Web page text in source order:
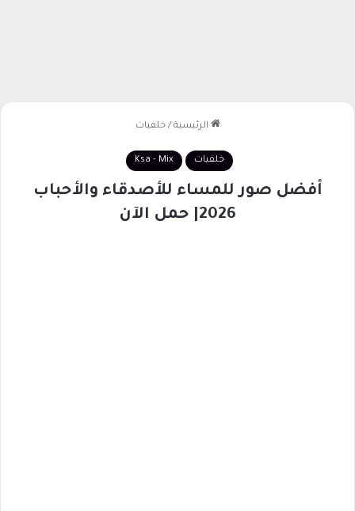
الرئيسية / خلفيات
خلفيات Ksa - Mix
أفضل صور للمساء للأصدقاء والأحباب
2026| حمل الآن